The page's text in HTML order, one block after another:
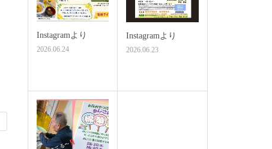
Instagramより
2026.06.24
Instagramより
2026.06.23